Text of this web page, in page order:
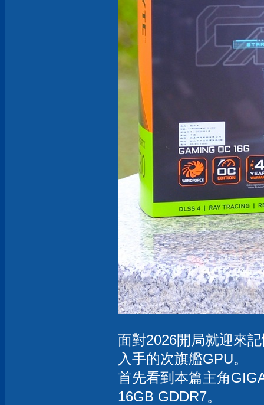
面對2026開局就迎來
入手的次旗艦GPU。
首先看到本篇主角
16GB GDDR7。